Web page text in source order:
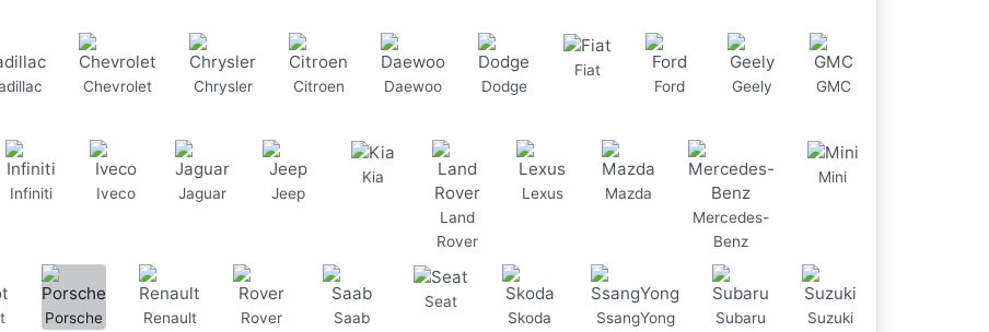
Chevrolet Chrysler Citroen Daewoo Dodge
Fiat
Ford
Geely GMC
Infiniti Iveco Jaguar Jeep
Kia
Land
Rover
Lexus
Mazda
Mercedes-
Benz
Mini
Porsche Renault Rover Saab
Seat
Skoda
SsangYong Subaru Suzuki